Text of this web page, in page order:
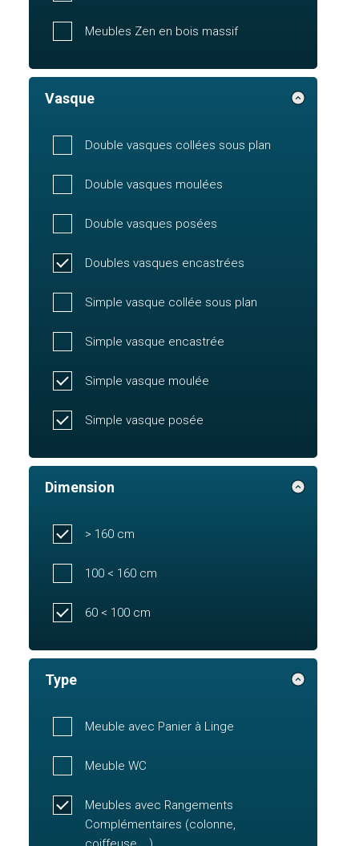
Meubles Zen en bois massif
Vasque
Double vasques collées sous plan
Double vasques moulées
Double vasques posées
Doubles vasques encastrées
Simple vasque collée sous plan
Simple vasque encastrée
Simple vasque moulée
Simple vasque posée
Dimension
> 160 cm
100 < 160 cm
60 < 100 cm
Type
Meuble avec Panier à Linge
Meuble WC
Meubles avec Rangements
Complémentaires (colonne,